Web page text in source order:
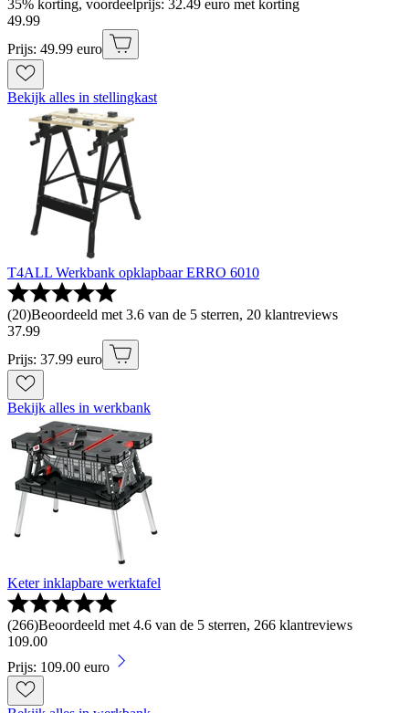
35% korting, voordeelprijs: 32.49 euro met korting
49.99
Prijs: 49.99 euro
Bekijk alles in stellingkast
T4ALL Werkbank opklapbaar ERRO 6010
(20)Beoordeeld met 3.6 van de 5 sterren, 20 klantreviews
37.99
Prijs: 37.99 euro
Bekijk alles in werkbank
Keter inklapbare werktafel
(266)Beoordeeld met 4.6 van de 5 sterren, 266 klantreviews
109.00
Prijs: 109.00 euro